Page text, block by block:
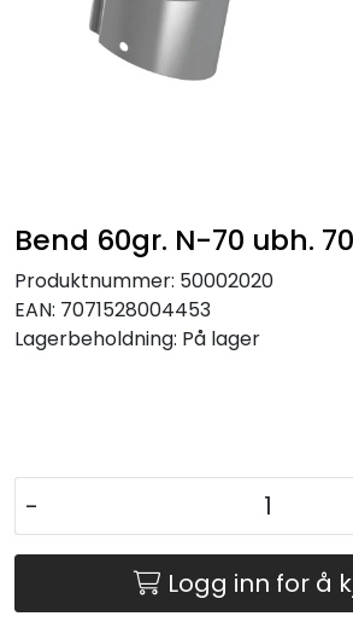
Bend 60gr. N-70 ubh.
Produktnummer: 50002020
EAN: 7071528004453
Lagerbeholdning: På lager
-
Logg inn for å